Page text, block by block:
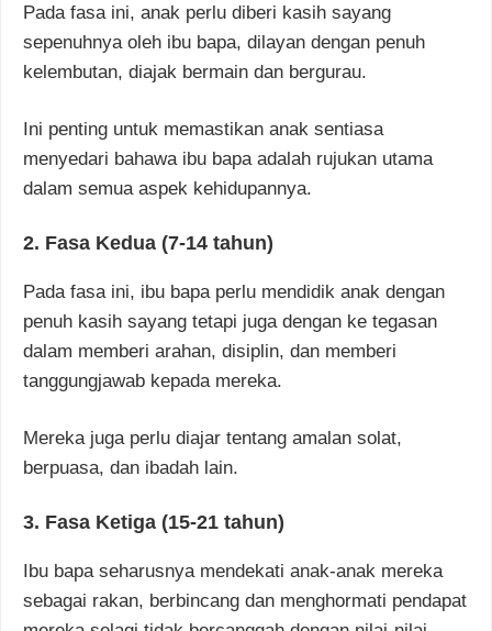
Pada fasa ini, anak perlu diberi kasih sayang
sepenuhnya oleh ibu bapa, dilayan dengan penuh
kelembutan, diajak bermain dan bergurau.
Ini penting untuk memastikan anak sentiasa
menyedari bahawa ibu bapa adalah rujukan utama
dalam semua aspek kehidupannya.
2. Fasa Kedua (7-14 tahun)
Pada fasa ini, ibu bapa perlu mendidik anak dengan
penuh kasih sayang tetapi juga dengan ke tegasan
dalam memberi arahan, disiplin, dan memberi
tanggungjawab kepada mereka.
Mereka juga perlu diajar tentang amalan solat,
berpuasa, dan ibadah lain.
3. Fasa Ketiga (15-21 tahun)
Ibu bapa seharusnya mendekati anak-anak mereka
sebagai rakan, berbincang dan menghormati pendapat